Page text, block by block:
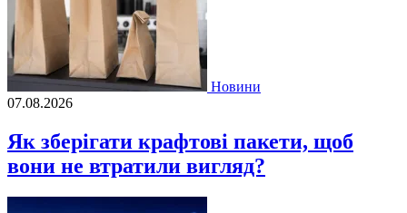
Новини
07.08.2026
Як зберігати крафтові пакети, щоб
вони не втратили вигляд?